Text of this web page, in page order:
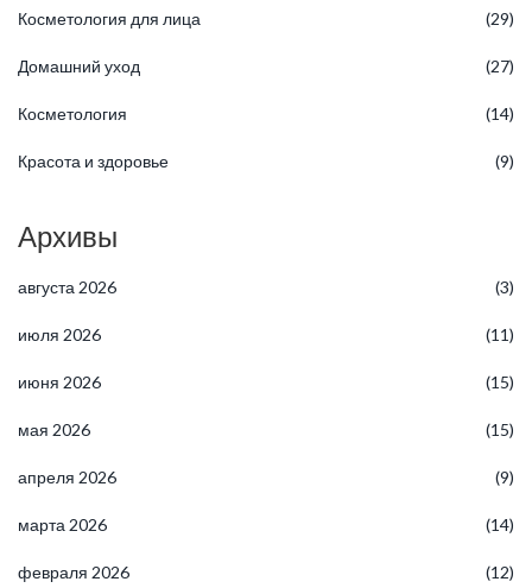
Косметология для лица (29)
Домашний уход (27)
Косметология (14)
Красота и здоровье (9)
Архивы
августа 2026 (3)
июля 2026 (11)
июня 2026 (15)
мая 2026 (15)
апреля 2026 (9)
марта 2026 (14)
февраля 2026 (12)